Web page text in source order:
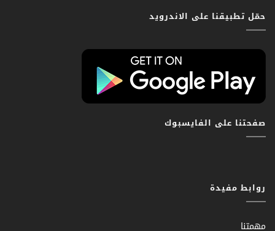
حمّل تطبيقنا على الاندرويد
صفحتنا على الفايسبوك
روابط مفيدة
مهمتنا